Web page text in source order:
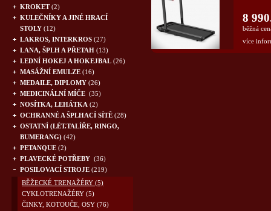
KROKET(2)
KULEČNÍKY A JINÉ HRACÍ
STOLY (12)
LAKROS, INTERKROS (27)
LANA, ŠPLH A PŘETAH (13)
LEDNÍ HOKEJ A HOKEJBAL (26)
MASÁŽNÍ EMULZE (16)
MEDAILE, DIPLOMY (26)
MEDICINÁLNÍ MÍČE (35)
NOSÍTKA, LEHÁTKA (2)
OCHRANNÉ A ŠPLHACÍ SÍTĚ (28)
OSTATNÍ (LÉT.TALÍŘE, RINGO,
BUMERANG) (42)
PETANQUE (2)
PLAVECKÉ POTŘEBY (36)
POSILOVACÍ STROJE (219)
BĚŽECKÉ TRENAŽÉRY (5)
CYKLOTRENAŽÉRY (5)
ČINKY, KOTOUČE, OSY (76)
8
běžná
více